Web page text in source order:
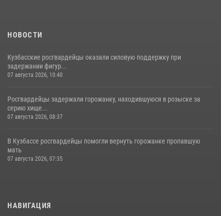
НОВОСТИ
Кузбасские росгвардейцы оказали силовую поддержку при
задержании фигур...
07 августа 2026, 10:40
Росгвардейцы задержали горожанку, находившуюся в розыске за
серию хище...
07 августа 2026, 08:37
В Кузбассе росгвардейцы помогли вернуть горожанке пропавшую
мать
07 августа 2026, 07:35
НАВИГАЦИЯ